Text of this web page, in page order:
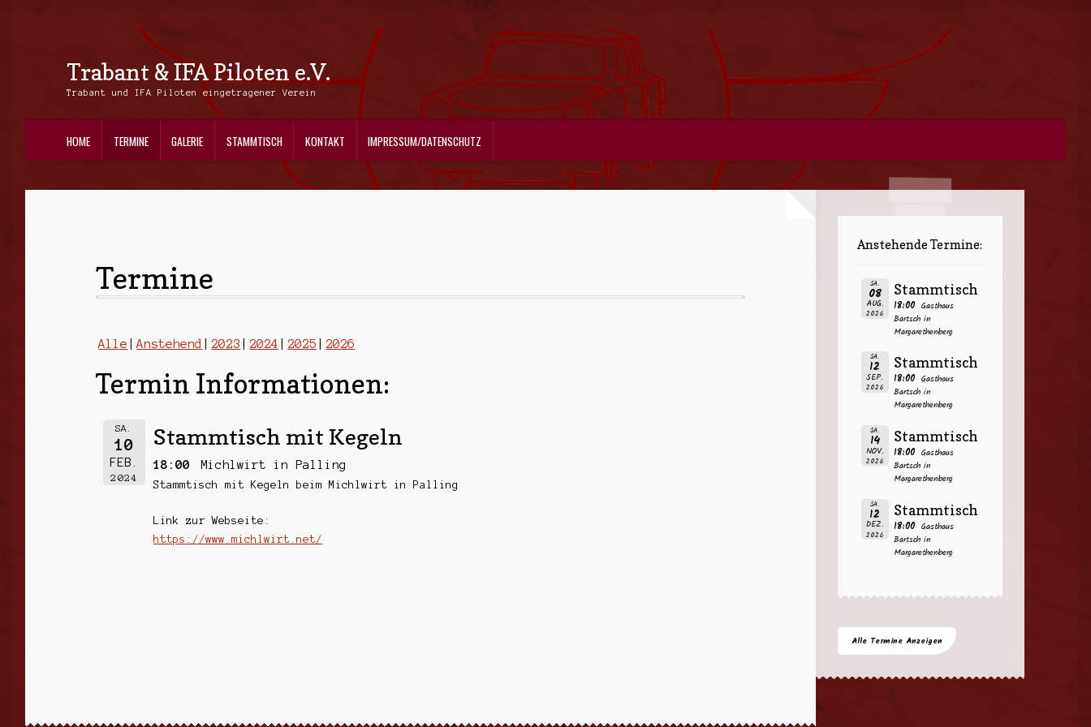
Zur
Navigation
Zum
Inhalt
Trabant & IFA Piloten e.V.
Trabant und IFA Piloten eingetragener Verein
HOME TERMINE GALERIE STAMMTISCH KONTAKT IMPRESSUM/DATENSCHUTZ
Termine
Alle Anstehend 2023 2024 2025 2026
Termin Informationen:
SA.
10
FEB.
2024
Stammtisch mit Kegeln
18:00 Michlwirt in Palling
Stammtisch mit Kegeln beim Michlwirt in Palling
Link zur Webseite:
https://www.michlwirt.net/
Anstehende Termine:
SA.
08
AUG.
2026
Stammtisch
18:00 Gasthaus
Bartsch in
Margarethenberg
SA.
12
SEP.
2026
Stammtisch
18:00 Gasthaus
Bartsch in
Margarethenberg
SA.
14
NOV.
2026
Stammtisch
18:00 Gasthaus
Bartsch in
Margarethenberg
SA.
12
DEZ.
2026
Stammtisch
18:00 Gasthaus
Bartsch in
Margarethenberg
Alle Termine Anzeigen